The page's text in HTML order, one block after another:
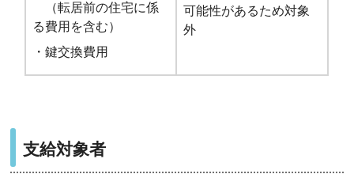
（転居前の住宅に係
る費用を含む）
・鍵交換費用
可能性があるため対象
外
支給対象者